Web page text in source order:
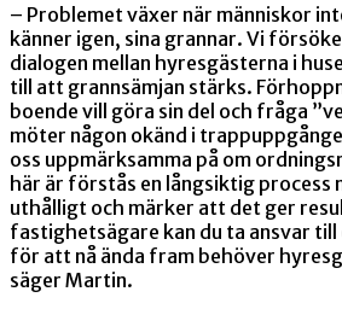
– Problemet växer när människor
känner igen, sina grannar. Vi
dialogen mellan hyresgästerna i
till att grannsämjan stärks.
boende vill göra sin del och fråga
möter någon okänd i
oss uppmärksamma på om
här är förstås en långsiktig process
uthålligt och märker att det ger
fastighetsägare kan du ta ansvar till
för att nå ända fram behöver
säger Martin.